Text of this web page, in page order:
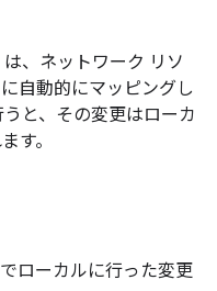
、ネットワーク リソ
自動的にマッピングし
と、その変更はローカ
す。
ローカルに行った変更